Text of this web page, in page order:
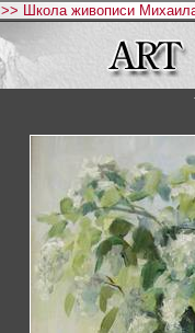
>> Школа живописи